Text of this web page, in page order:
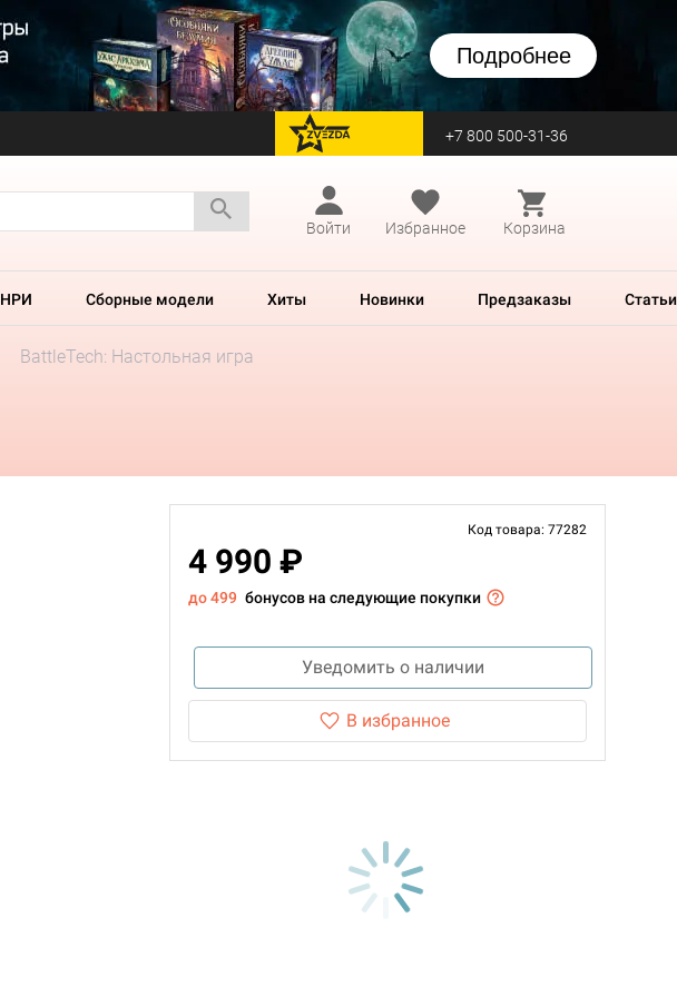
Подробнее
перейти на Zvezda +7 800 500-31-36
Войти
Избранное Корзина
НРИ Сборные модели Хиты Новинки Предзаказы Статьи
BattleTech: Настольная игра
Код товара: 77282
4 990 ₽
до 499 бонусов на следующие покупки
Уведомить о наличии
В избранное